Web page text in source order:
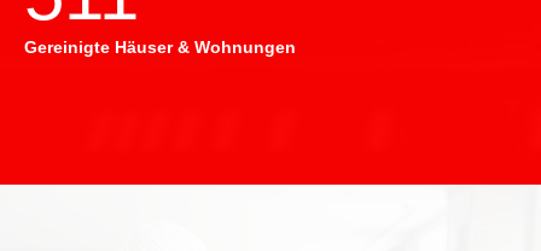
Gereinigte Häuser & Wohnungen